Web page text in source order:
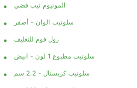
المونيوم تيب فضي
سلوتيب الوان - أصفر
رول فوم للتغليف
سلوتيب مطبوع 1 لون - ابيض
سلوتيب كريستال - 2.2 سم